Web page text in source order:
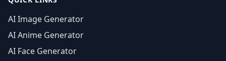
AI Image Generator
AI Anime Generator
AI Face Generator